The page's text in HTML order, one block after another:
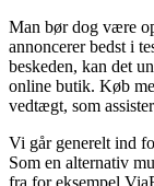
Man bør dog være
annoncerer bedst i
beskeden, kan det
online butik. Køb
vedtægt, som
Vi går generelt ind
Som en alternativ
fra for eksempel